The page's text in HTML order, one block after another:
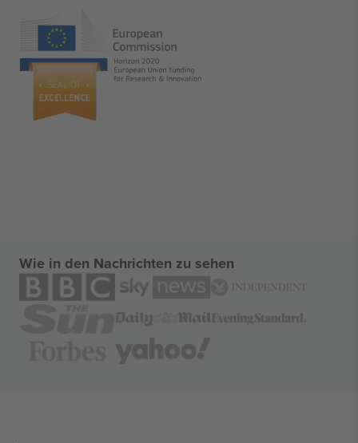
Wie in den Nachrichten zu sehen